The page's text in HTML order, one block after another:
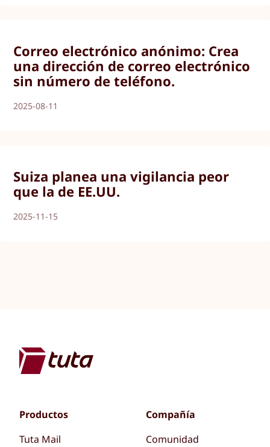
Correo electrónico anónimo: Crea
una dirección de correo electrónico
sin número de teléfono.
2025-08-11
Suiza planea una vigilancia peor
que la de EE.UU.
2025-11-15
Productos
Tuta Mail
Compañía
Comunidad